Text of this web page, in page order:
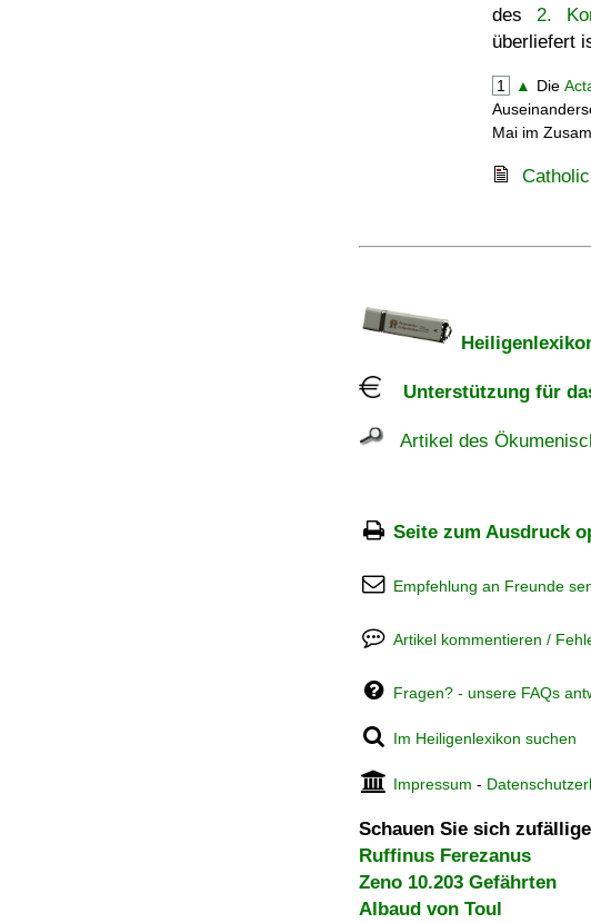
des2.
überliefert
1 ▲ Die
Mai im
Unterstützung für
Artikel des
Seite zum Ausdruck
Empfehlung an Freunde
Artikel kommentieren /
Fragen? - unsere FAQs
Im Heiligenlexikon suchen
Impressum -
Schauen Sie sich
Ruffinus Ferezanus
Zeno 10.203 Gefährten
Albaud von Toul